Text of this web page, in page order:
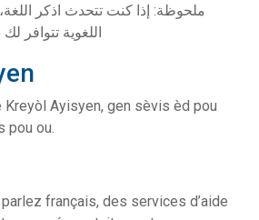
ملحوظة: إذا كنت تتحدث اذكر
اللغوية تتوافر
Kreyòl Ayisyen, gen sèvis èd pou
pou ou.
français, des services d’aide